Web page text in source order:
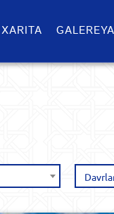
XARITA GALEREYA